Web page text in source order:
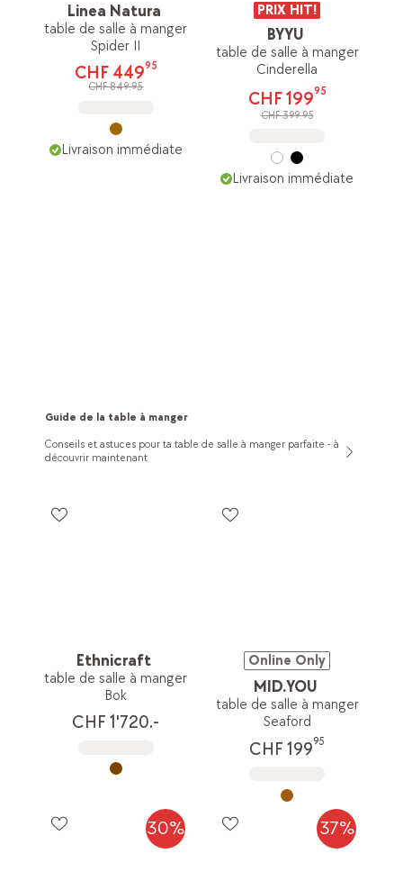
Linea Natura
table de salle à manger
Spider II
CHF 44995
CHF 849.95
Livraison immédiate
PRIX HIT!
BYYU
table de salle à manger
Cinderella
CHF 19995
CHF 399.95
Livraison immédiate
Guide de la table à manger
Conseils et astuces pour ta table de salle à manger parfaite - à
découvrir maintenant
Ethnicraft
table de salle à manger
Bok
CHF 1'720.-
Online Only
MID.YOU
table de salle à manger
Seaford
CHF 19995
30% 37%